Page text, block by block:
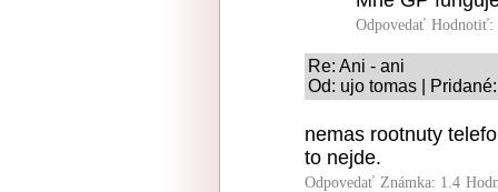
Odpovedať Hodnotiť:
Re: Ani - ani
Od: ujo tomas |
nemas rootnuty
to nejde.
Odpovedať Známka: 1.4